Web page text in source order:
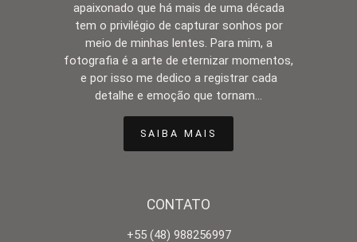
apaixonado que há mais de uma década
tem o privilégio de capturar sonhos por
meio de minhas lentes. Para mim, a
fotografia é a arte de eternizar momentos,
e por isso me dedico a registrar cada
detalhe e emoção que tornam...
SAIBA MAIS
CONTATO
+55 (48) 988256997